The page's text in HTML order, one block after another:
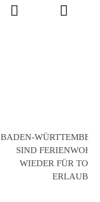
BADEN-
SIND
WIEDER FÜR
ERLAUBT